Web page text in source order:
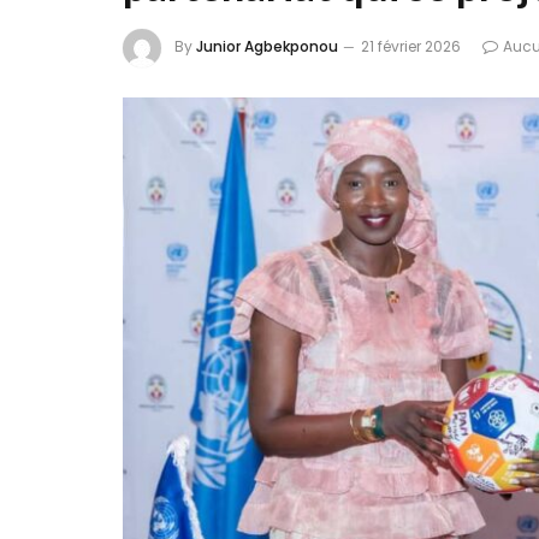
ByJunior Agbekponou 21 février 2026